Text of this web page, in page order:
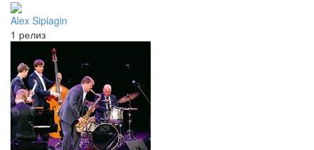
Alex Sipiagin
1 релиз